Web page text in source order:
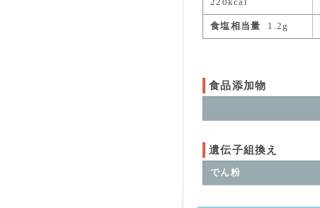
220kcal
食塩相当量 1.2g
食品添加物
遺伝子組換え
でん粉